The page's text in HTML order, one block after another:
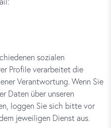
sozialen
Profile verarbeitet die
Verantwortung. Wenn Sie
Daten über unseren
loggen Sie sich bitte vor
jeweiligen Dienst aus.